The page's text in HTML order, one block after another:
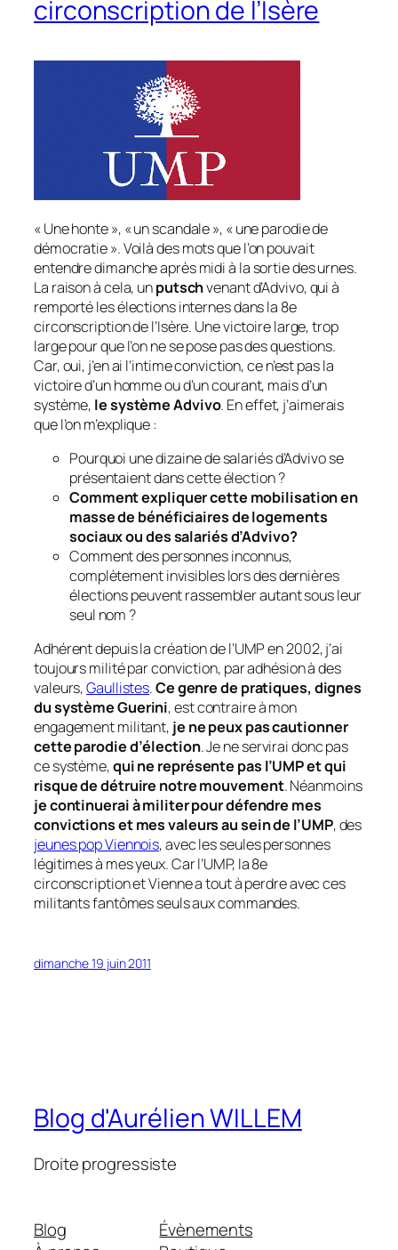
circonscription de l’Isère
« Une honte », « un scandale », « une parodie de
démocratie ». Voilà des mots que l’on pouvait
entendre dimanche après midi à la sortie des urnes.
La raison à cela, unputschvenant d’Advivo, qui à
remporté les élections internes dans la 8e
circonscription de l’Isère. Une victoire large, trop
large pour que l’on ne se pose pas des questions.
Car, oui, j’en ai l’intime conviction, ce n’est pas la
victoire d’un homme ou d’un courant, mais d’un
système, le système Advivo. En effet, j’aimerais
que l’on m’explique :
Pourquoi une dizaine de salariés d’Advivo se
présentaient dans cette élection ?
Comment expliquer cette mobilisation en
masse de bénéficiaires de logements
sociaux ou des salariés d’Advivo?
Comment des personnes inconnus,
complètement invisibles lors des dernières
élections peuvent rassembler autant sous leur
seul nom ?
Adhérent depuis la création de l’UMP en 2002, j’ai
toujours milité par conviction, par adhésion à des
valeurs,Gaullistes.Ce genre de pratiques, dignes
du système Guerini, est contraire à mon
engagement militant, je ne peux pas cautionner
cette parodie d’élection. Je ne servirai donc pas
ce système,qui ne représente pas l’UMP et qui
risque de détruire notre mouvement. Néanmoins
je continuerai à militer pour défendre mes
convictions et mes valeurs au sein de l’UMP, des
jeunes pop Viennois, avec les seules personnes
légitimes à mes yeux. Car l’UMP, la 8e
circonscription et Vienne a tout à perdre avec ces
militants fantômes seuls aux commandes.
dimanche 19 juin 2011
Blog d'Aurélien WILLEM
Droite progressiste
Blog
Évènements